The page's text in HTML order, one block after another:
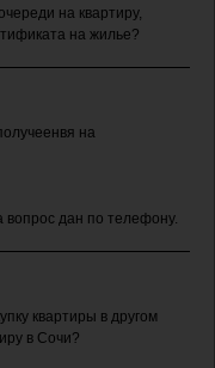
на квартиру,
на жилье?
на
вопрос дан по телефону.
квартиры в другом
в Сочи?